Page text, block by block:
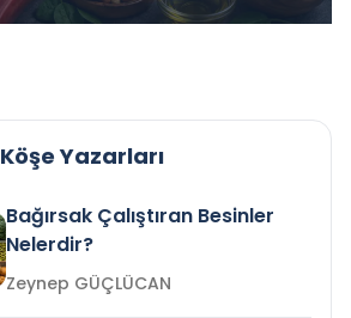
Köşe Yazarları
Bağırsak Çalıştıran Besinler
Nelerdir?
Zeynep GÜÇLÜCAN